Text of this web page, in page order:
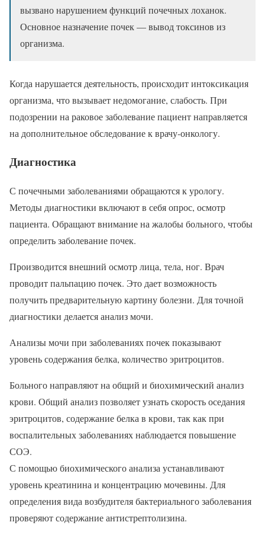
вызвано нарушением функций почечных лоханок.
Основное назначение почек — вывод токсинов из
организма.
Когда нарушается деятельность, происходит интоксикация
организма, что вызывает недомогание, слабость. При
подозрении на раковое заболевание пациент направляется
на дополнительное обследование к врачу-онкологу.
Диагностика
С почечными заболеваниями обращаются к урологу.
Методы диагностики включают в себя опрос, осмотр
пациента. Обращают внимание на жалобы больного, чтобы
определить заболевание почек.
Производится внешний осмотр лица, тела, ног. Врач
проводит пальпацию почек. Это дает возможность
получить предварительную картину болезни. Для точной
диагностики делается анализ мочи.
Анализы мочи при заболеваниях почек показывают
уровень содержания белка, количество эритроцитов.
Больного направляют на общий и биохимический анализ
крови. Общий анализ позволяет узнать скорость оседания
эритроцитов, содержание белка в крови, так как при
воспалительных заболеваниях наблюдается повышение
СОЭ.
С помощью биохимического анализа устанавливают
уровень креатинина и концентрацию мочевины. Для
определения вида возбудителя бактериального заболевания
проверяют содержание антистрептолизина.